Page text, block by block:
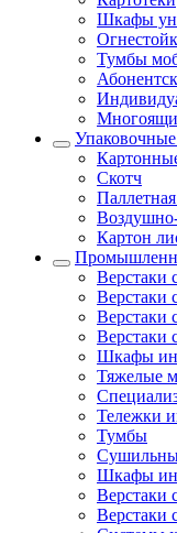
Шкафы
Тумбы
Скотч
Картон
Верстаки
Верстаки
Верстаки
Верстаки
Шкафы
Тяжелые
Тележки
Тумбы
Шкафы
Верстаки
Верстаки